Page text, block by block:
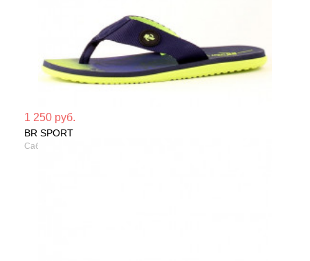
1 250 руб.
BR SPORT
Сабо